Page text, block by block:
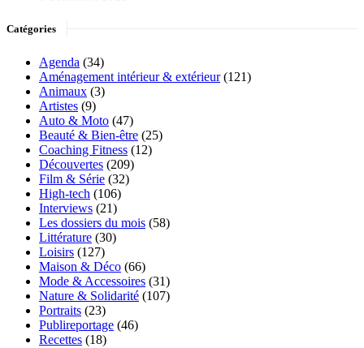
Catégories
Agenda (34)
Aménagement intérieur & extérieur(121)
Animaux (3)
Artistes (9)
Auto & Moto (47)
Beauté & Bien-être (25)
Coaching Fitness (12)
Découvertes (209)
Film & Série (32)
High-tech (106)
Interviews (21)
Les dossiers du mois (58)
Littérature (30)
Loisirs (127)
Maison & Déco (66)
Mode & Accessoires (31)
Nature & Solidarité (107)
Portraits (23)
Publireportage (46)
Recettes (18)